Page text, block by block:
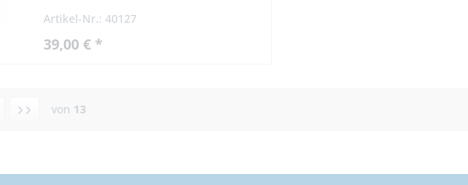
Artikel-Nr.: 40127
39,00 € *
von 13